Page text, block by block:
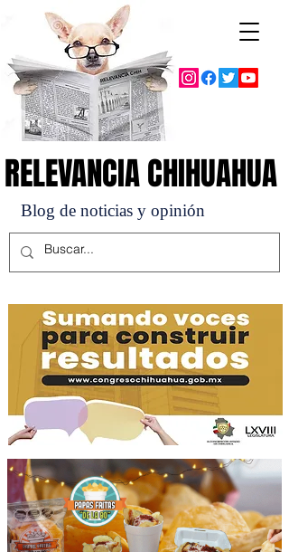
Blog de noticias y opinión
RELEVANCIA CHIHUAHUA
RELEVANCIA CHIHUAHUA